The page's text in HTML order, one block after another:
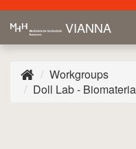
VIANNA
Workgroups
Doll Lab -